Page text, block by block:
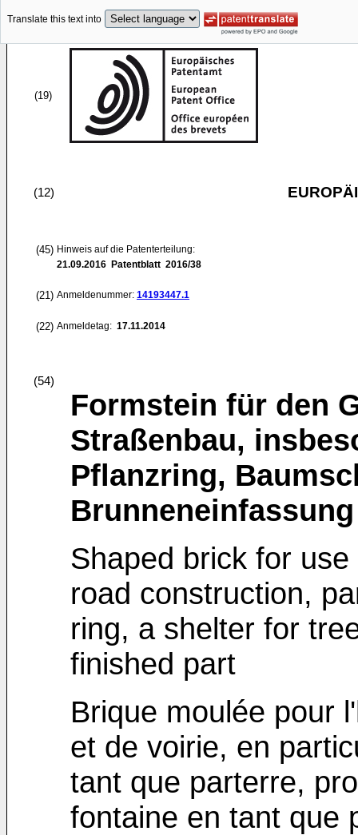
Translate this text into
(19)
(12)
(45) Hinweis auf die Patenterteilung:
21.09.2016 Patentblatt 2016/38
(21) Anmeldenummer: 14193447.1
(22) Anmeldetag: 17.11.2014
(54)
Formstein für den
Straßenbau,
Pflanzring,
Shaped brick for
road construction,
ring, a shelter for
finished part
Brique moulée pour
et de voirie, en
tant que parterre,
fontaine en tant que